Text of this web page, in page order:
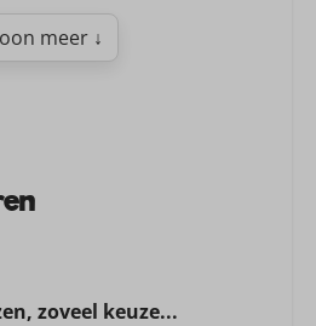
meer ↓
zoveel keuze...